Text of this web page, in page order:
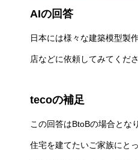
AIの回答
日本には様々な建築模型製
店などに依頼してみてくだ
tecoの補足
この回答はBtoBの場合とな
住宅を建てたいご家族にと